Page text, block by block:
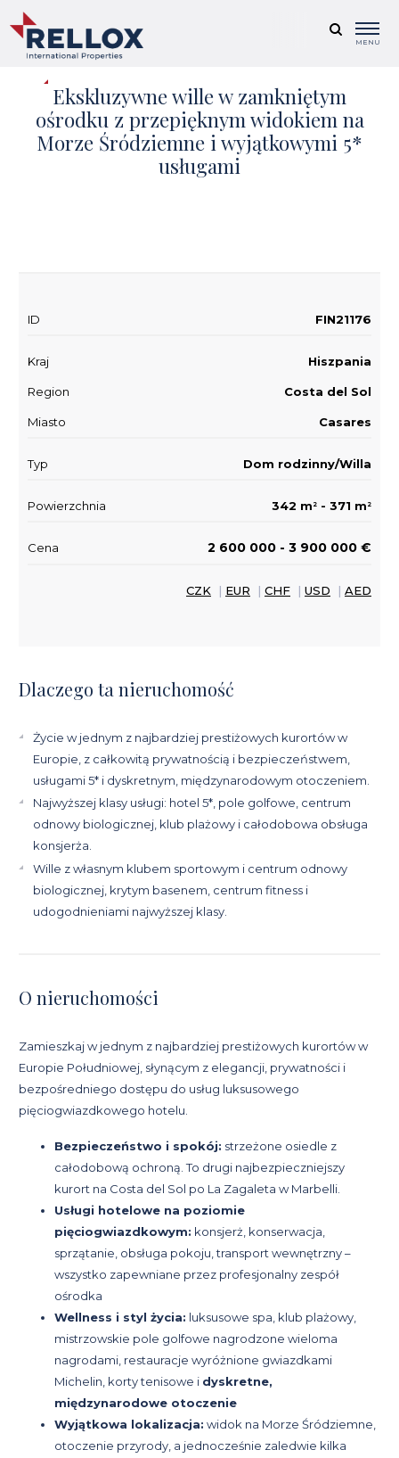
MENU
Ekskluzywne wille w zamkniętym
ośrodku z przepięknym widokiem na
Morze Śródziemne i wyjątkowymi 5*
usługami
+ 15
Dlaczego ta nieruchomość
Życie w jednym z najbardziej prestiżowych kurortów w
Europie, z całkowitą prywatnością i bezpieczeństwem,
usługami 5* i dyskretnym, międzynarodowym otoczeniem.
Najwyższej klasy usługi: hotel 5*, pole golfowe, centrum
odnowy biologicznej, klub plażowy i całodobowa obsługa
konsjerża.
Wille z własnym klubem sportowym i centrum odnowy
biologicznej, krytym basenem, centrum fitness i
udogodnieniami najwyższej klasy.
O nieruchomości
Zamieszkaj w jednym z najbardziej prestiżowych kurortów w
Europie Południowej, słynącym z elegancji, prywatności i
bezpośredniego dostępu do usług luksusowego
pięciogwiazdkowego hotelu.
Bezpieczeństwo i spokój: strzeżone osiedle z
całodobową ochroną. To drugi najbezpieczniejszy
kurort na Costa del Sol po La Zagaleta w Marbelli.
Usługi hotelowe na poziomie
pięciogwiazdkowym: konsjerż, konserwacja,
sprzątanie, obsługa pokoju, transport wewnętrzny –
wszystko zapewniane przez profesjonalny zespół
ośrodka
Wellness i styl życia: luksusowe spa, klub plażowy,
mistrzowskie pole golfowe nagrodzone wieloma
nagrodami, restauracje wyróżnione gwiazdkami
Michelin, korty tenisowe i dyskretne,
międzynarodowe otoczenie
Wyjątkowa lokalizacja: widok na Morze Śródziemne,
otoczenie przyrody, a jednocześnie zaledwie kilka
ID FIN21176
Kraj Hiszpania
Region Costa del Sol
Miasto Casares
Typ Dom rodzinny/Willa
Powierzchnia 342 m 2 - 371 m 2
Cena 2 600 000 - 3 900 000 €
CZK | EUR | CHF | USD | AED